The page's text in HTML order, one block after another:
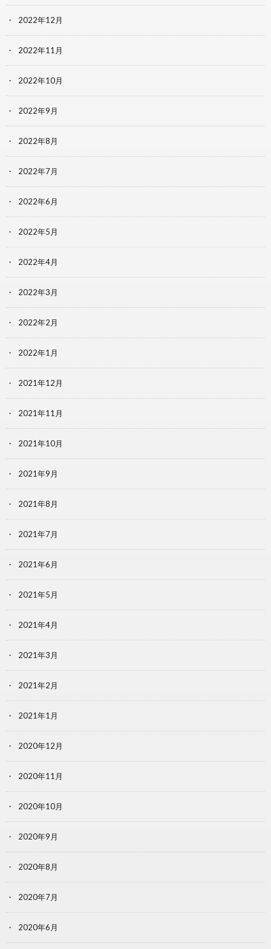
2022年12月
2022年11月
2022年10月
2022年9月
2022年8月
2022年7月
2022年6月
2022年5月
2022年4月
2022年3月
2022年2月
2022年1月
2021年12月
2021年11月
2021年10月
2021年9月
2021年8月
2021年7月
2021年6月
2021年5月
2021年4月
2021年3月
2021年2月
2021年1月
2020年12月
2020年11月
2020年10月
2020年9月
2020年8月
2020年7月
2020年6月